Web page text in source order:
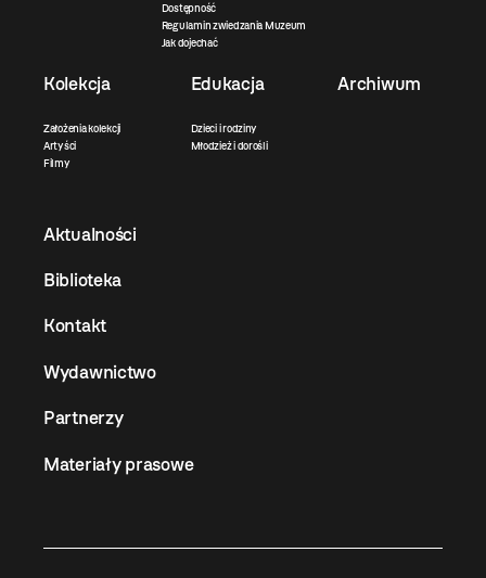
Dostępność
Regulamin zwiedzania Muzeum
Jak dojechać
Kolekcja
Założenia kolekcji
Artyści
Filmy
Edukacja
Dzieci i rodziny
Młodzież i dorośli
Archiwum
Aktualności
Biblioteka
Kontakt
Wydawnictwo
Partnerzy
Materiały prasowe